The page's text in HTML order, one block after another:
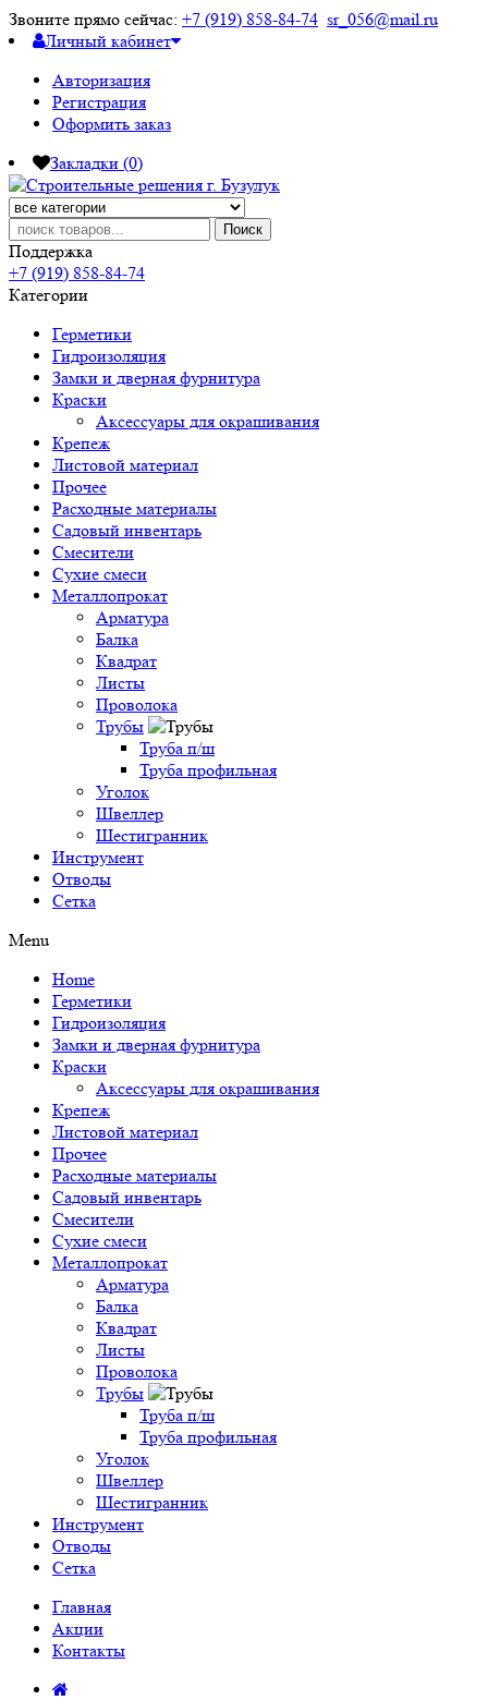
Звоните прямо сейчас: +7 (919) 858-84-74 sr_056@mail.ru
Личный кабинет
Авторизация
Регистрация
Оформить заказ
Закладки (0)
Поиск
Поддержка
+7 (919) 858-84-74
Категории
Герметики
Гидроизоляция
Замки и дверная фурнитура
Краски
Аксессуары для окрашивания
Крепеж
Листовой материал
Прочее
Расходные материалы
Садовый инвентарь
Смесители
Сухие смеси
Металлопрокат
Арматура
Балка
Квадрат
Листы
Проволока
Трубы
Труба п/ш
Труба профильная
Уголок
Швеллер
Шестигранник
Инструмент
Отводы
Сетка
Menu
Home
Герметики
Гидроизоляция
Замки и дверная фурнитура
Краски
Аксессуары для окрашивания
Крепеж
Листовой материал
Прочее
Расходные материалы
Садовый инвентарь
Смесители
Сухие смеси
Металлопрокат
Арматура
Балка
Квадрат
Листы
Проволока
Трубы
Труба п/ш
Труба профильная
Уголок
Швеллер
Шестигранник
Инструмент
Отводы
Сетка
Главная
Акции
Контакты